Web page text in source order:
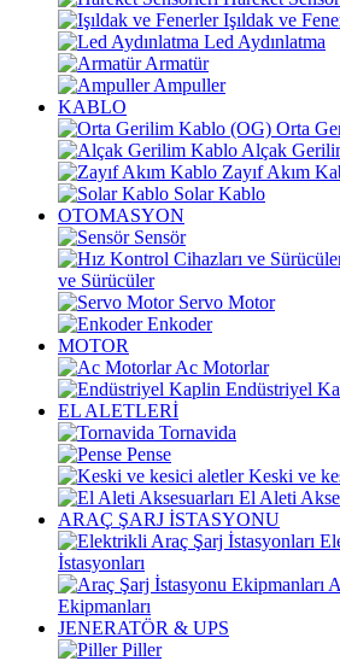
Işıldak ve
Led Aydınlatma
Armatür
Ampuller
KABLO
Orta
Alçak
Zayıf Akım
Solar Kablo
OTOMASYON
Sensör
ve Sürücüler
Servo Motor
Enkoder
MOTOR
Ac Motorlar
Endüstriyel
EL ALETLERİ
Tornavida
Pense
Keski ve
El Aleti
ARAÇ ŞARJ İSTASYONU
İstasyonları
Ekipmanları
JENERATÖR & UPS
Piller